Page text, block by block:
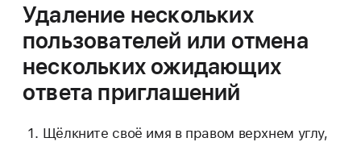
Удаление нескольких
пользователей или отмена
нескольких ожидающих
ответа приглашений
Щёлкните своё имя в правом верхнем углу,